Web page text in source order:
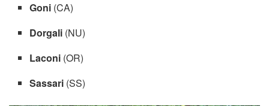
Goni (CA)
Dorgali (NU)
Laconi (OR)
Sassari (SS)